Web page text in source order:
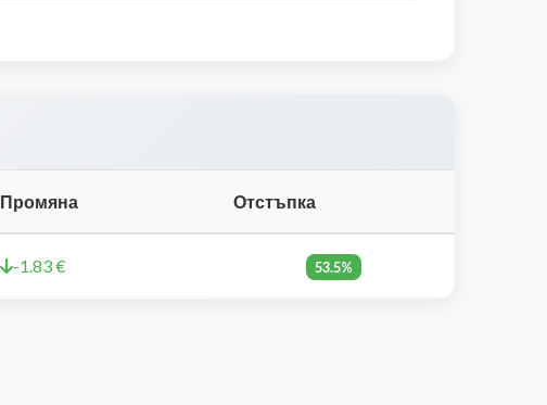
Промяна Отстъпка
-1.83 € 53.5%